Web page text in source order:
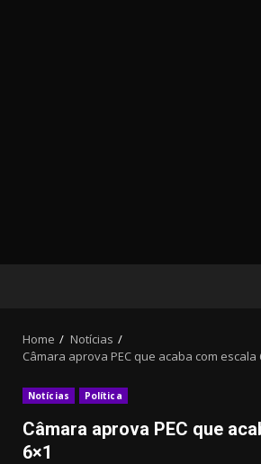
Home
Notícias
Câmara aprova PEC que acaba com escala
Notícias Política
Câmara aprova PEC que
6×1